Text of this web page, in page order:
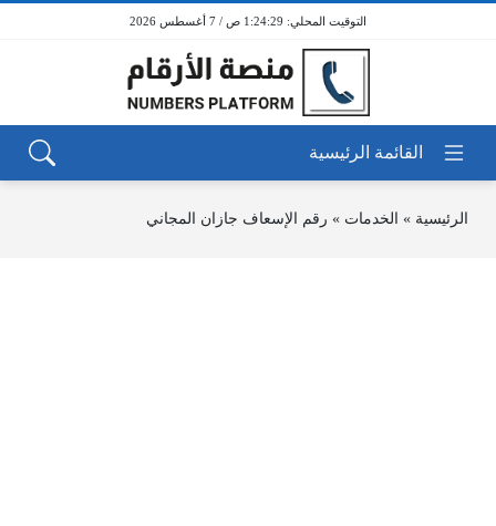
1:24:29 ص / 7 أغسطس 2026
الرئيسية » الخدمات » رقم الإسعاف جازان المجاني